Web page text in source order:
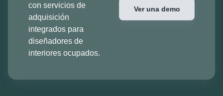
con servicios de
adquisición
integrados para
diseñadores de
interiores ocupados.
Ver una demo